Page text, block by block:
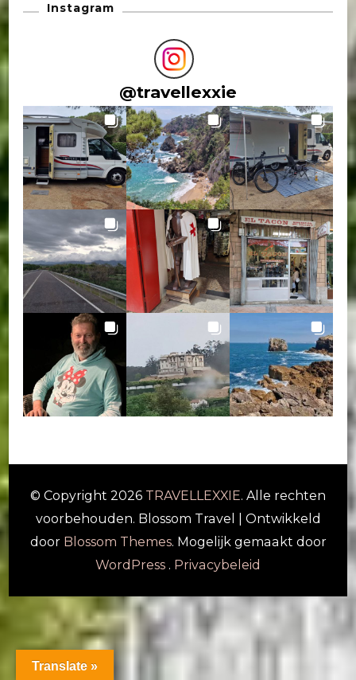
Instagram
@travellexxie
© Copyright 2026 TRAVELLEXXIE. Alle rechten
voorbehouden. Blossom Travel | Ontwikkeld
door Blossom Themes. Mogelijk gemaakt door
WordPress . Privacybeleid
Translate »